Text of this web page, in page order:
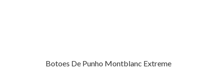
Botoes De Punho Montblanc Extreme